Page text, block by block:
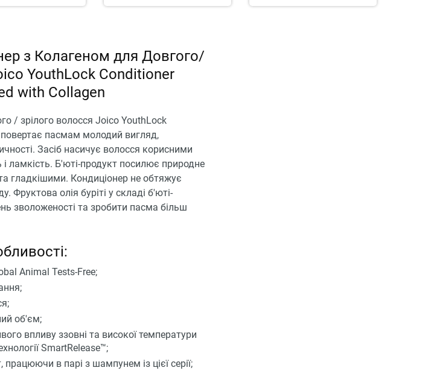
з Колагеном для Довгого/
YouthLock Conditioner
with Collagen
/ зрілого волосся Joico YouthLock
пасмам молодий вигляд,
Засіб насичує волосся корисними
ламкість. Б'юті-продукт посилює природне
гладкішими. Кондиціонер не обтяжує
Фруктова олія буріті у складі б'юті-
зволоженості та зробити пасма більш
Animal Tests-Free;
об'єм;
впливу ззовні та високої температури
SmartRelease™;
в парі з шампунем із цієї серії;